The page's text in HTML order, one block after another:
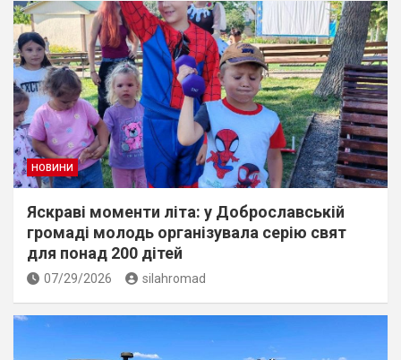
НОВИНИ
Яскраві моменти літа: у Доброславській
громаді молодь організувала серію свят
для понад 200 дітей
07/29/2026 silahromad